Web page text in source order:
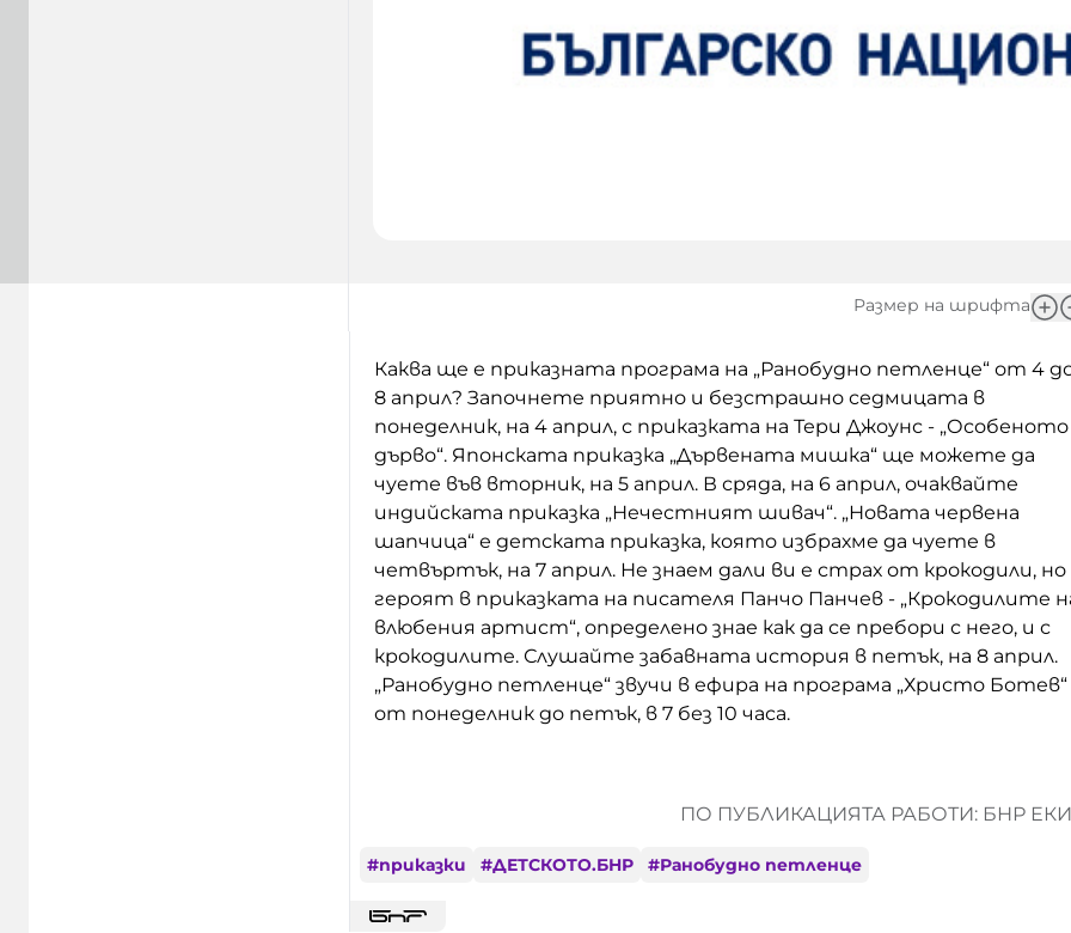
Размер на шрифта
Каква ще е приказната програма на „Ранобудно петленце“ от 4
8 април? Започнете приятно и безстрашно седмицата в
понеделник, на 4 април, с приказката на Тери Джоунс - „Особеното
дърво“. Японската приказка „Дървената мишка“ ще можете да
чуете във вторник, на 5 април. В сряда, на 6 април, очаквайте
индийската приказка „Нечестният шивач“. „Новата червена
шапчица“ е детската приказка, която избрахме да чуете в
четвъртък, на 7 април. Не знаем дали ви е страх от крокодили, но
героят в приказката на писателя Панчо Панчев - „Крокодилите
влюбения артист“, определено знае как да се пребори с него, и с
крокодилите. Слушайте забавната история в петък, на 8 април.
„Ранобудно петленце“ звучи в ефира на програма „Христо Ботев“
от понеделник до петък, в 7 без 10 часа.
ПО ПУБЛИКАЦИЯТА РАБОТИ: БНР
#приказки #ДЕТСКОТО.БНР #Ранобудно петленце